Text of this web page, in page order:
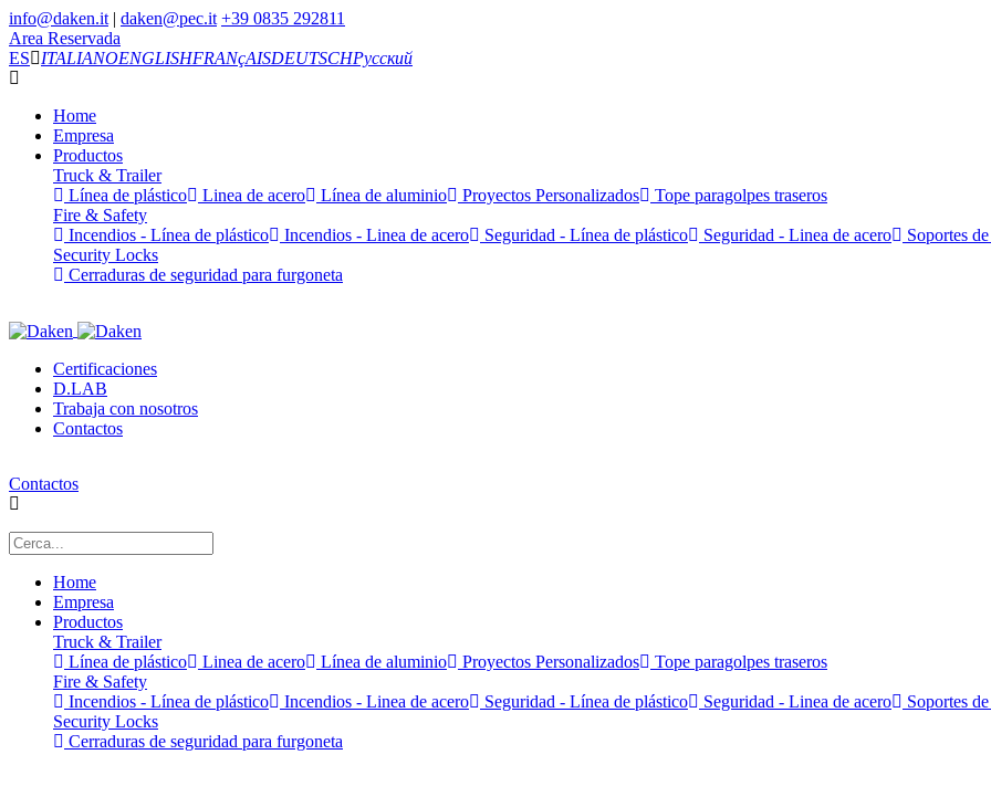
info@daken.it | daken@pec.it +39 0835 292811
Area Reservada
ES
ITALIANOENGLISHFRANçAISDEUTSCHРусский
Home
Empresa
Productos
Truck & Trailer
Línea de plástico
Linea de acero Línea de aluminio Proyectos Personalizados
Tope paragolpes traseros
Fire & Safety
Incendios - Línea de plástico
Incendios - Linea de acero Seguridad - Línea de plástico Seguridad - Linea de acero
Soportes
Security Locks
Cerraduras de seguridad para furgoneta
Certificaciones
D.LAB
Trabaja con nosotros
Contactos
Contactos
Home
Empresa
Productos
Truck & Trailer
Línea de plástico
Linea de acero Línea de aluminio Proyectos Personalizados
Tope paragolpes traseros
Fire & Safety
Incendios - Línea de plástico
Incendios - Linea de acero Seguridad - Línea de plástico Seguridad - Linea de acero
Soportes
Security Locks
Cerraduras de seguridad para furgoneta